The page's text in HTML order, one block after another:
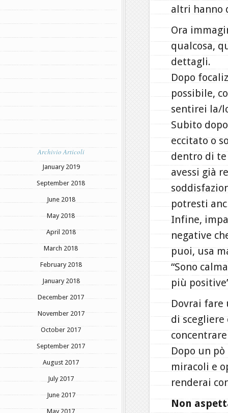
Archivio Articoli
January 2019
September 2018
June 2018
May 2018
April 2018
March 2018
February 2018
January 2018
December 2017
November 2017
October 2017
September 2017
August 2017
July 2017
June 2017
May 2017
altri hanno
Ora
qualcosa,
dettagli.
Dopo
possibile,
sentirei la/
Subito
eccitato o
dentro di
avessi già
potresti
Infine,
negative
puoi, usa
“Sono
più
Dovrai fare
di
Dopo un
miracoli e
renderai
Non